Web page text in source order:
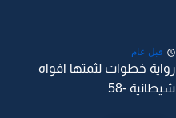
قبل عام
رواية خطوات لثمتها افواه
شيطانية -58